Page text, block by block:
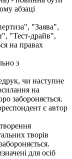
абзаці
"Заява",
"Тест-драйв",
на правах
з
чи наступне
на
забороняється.
є автор
творів
для осіб